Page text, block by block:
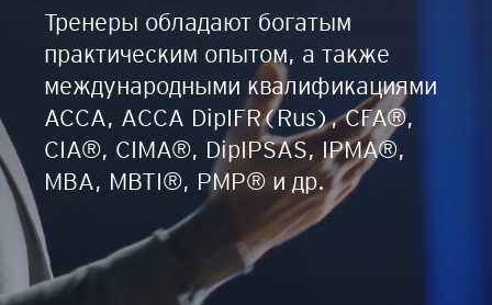
Тренеры обладают богатым
практическим опытом, а также
международными квалификациями
АССА, ACCA DipIFR(Rus), CFA®,
CIA®, CIMA®, DipIPSAS, IPMA®,
MBA, MBTI®, PMP® и др.